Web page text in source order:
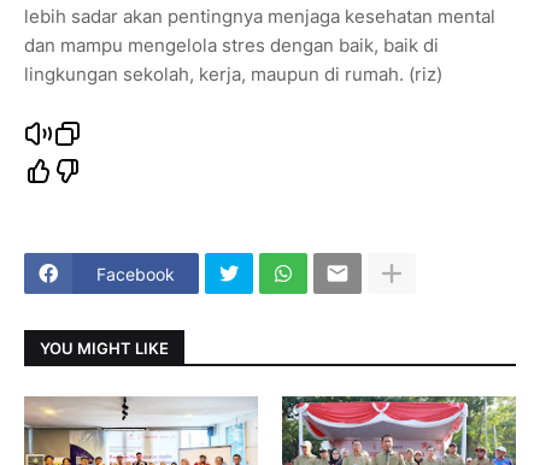
lebih sadar akan pentingnya menjaga kesehatan mental
dan mampu mengelola stres dengan baik, baik di
lingkungan sekolah, kerja, maupun di rumah. (riz)
Facebook
YOU MIGHT LIKE